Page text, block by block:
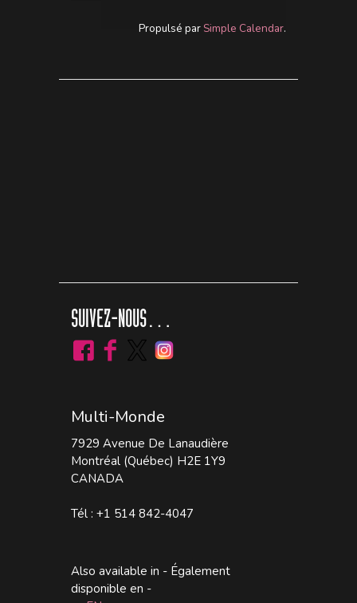
Propulsé par Simple Calendar.
SUIVEZ-NOUS…
Multi-Monde
7929 Avenue De Lanaudière
Montréal (Québec) H2E 1Y9
CANADA
Tél : +1 514 842-4047
Also available in - Également
disponible en -